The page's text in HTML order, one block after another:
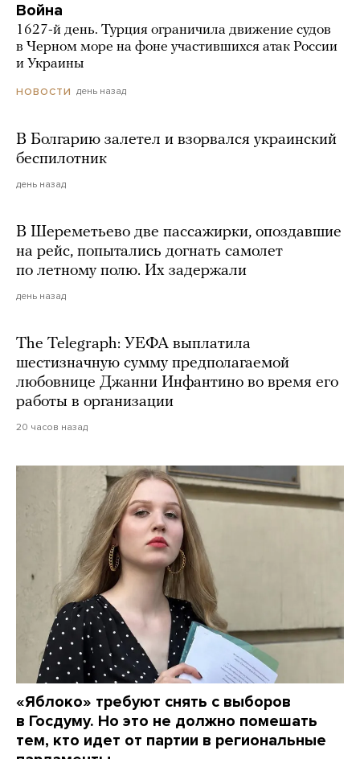
Война
1627-й день. Турция ограничила движение судов
в Черном море на фоне участившихся атак России
и Украины
НОВОСТИ день назад
В Болгарию залетел и взорвался украинский
беспилотник
день назад
В Шереметьево две пассажирки, опоздавшие
на рейс, попытались догнать самолет
по летному полю. Их задержали
день назад
The Telegraph: УЕФА выплатила
шестизначную сумму предполагаемой
любовнице Джанни Инфантино во время его
работы в организации
20 часов назад
«Яблоко» требуют снять с выборов
в Госдуму. Но это не должно помешать
тем, кто идет от партии в региональные